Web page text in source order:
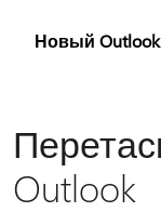
Новый Outlook
Outlook